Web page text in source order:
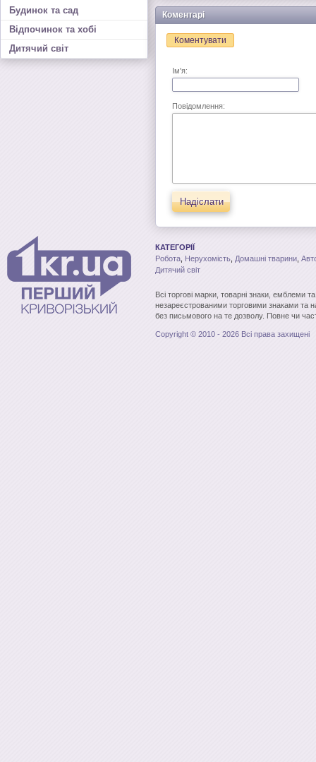
Будинок та сад
Відпочинок та хобі
Дитячий світ
Коментарі
Коментувати
Ім'я:
Повідомлення:
Надіслати
КАТЕГОРІЇ
Робота Нерухомість Домашні тварини
Дитячий світ
Всі торгові марки, товарні знаки, емблеми
незареєстрованими торговими знаками та
без письмового на те дозволу. Повне чи
Copyright © 2010 - 2026 Всі права захищені